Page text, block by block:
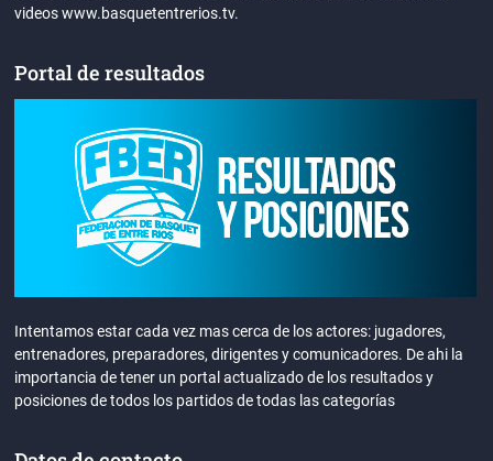
videos www.basquetentrerios.tv.
Portal de resultados
Intentamos estar cada vez mas cerca de los actores: jugadores,
entrenadores, preparadores, dirigentes y comunicadores. De ahi la
importancia de tener un portal actualizado de los resultados y
posiciones de todos los partidos de todas las categorías